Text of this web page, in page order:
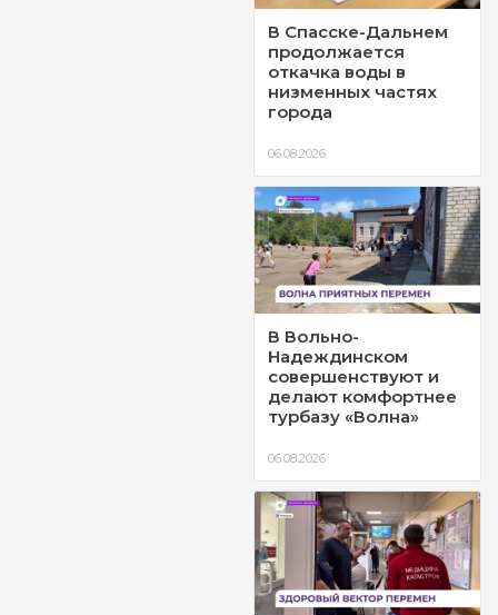
В Спасске-Дальнем
продолжается
откачка воды в
низменных частях
города
06.08.2026
В Вольно-
Надеждинском
совершенствуют и
делают комфортнее
турбазу «Волна»
06.08.2026